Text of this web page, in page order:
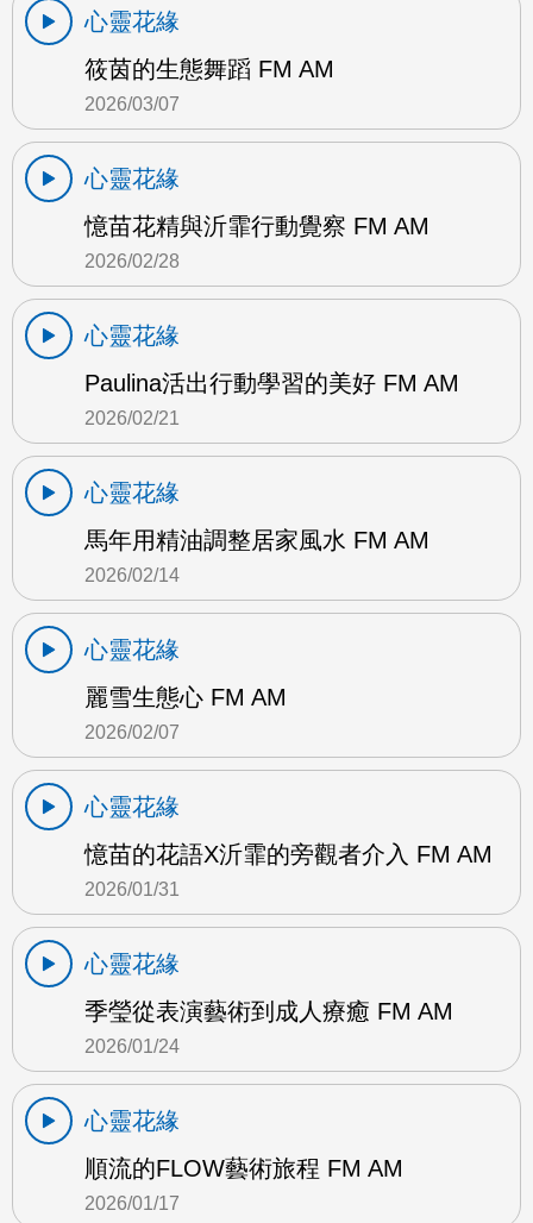
心靈花緣
筱茵的生態舞蹈 FM AM
2026/03/07
心靈花緣
憶苗花精與沂霏行動覺察 FM AM
2026/02/28
心靈花緣
Paulina活出行動學習的美好 FM AM
2026/02/21
心靈花緣
馬年用精油調整居家風水 FM AM
2026/02/14
心靈花緣
麗雪生態心 FM AM
2026/02/07
心靈花緣
憶苗的花語X沂霏的旁觀者介入 FM AM
2026/01/31
心靈花緣
季瑩從表演藝術到成人療癒 FM AM
2026/01/24
心靈花緣
順流的FLOW藝術旅程 FM AM
2026/01/17